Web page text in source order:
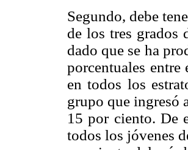
Segundo, debe
de los tres grados
dado que se ha
porcentuales
en todos los
grupo que ingresó
15 por ciento. De
todos los jóvenes